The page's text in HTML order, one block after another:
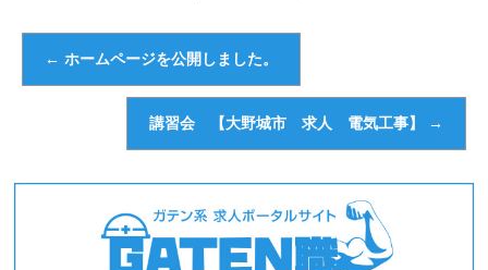
← ホームページを公開しました。
講習会 【大野城市 求人 電気工事】 →